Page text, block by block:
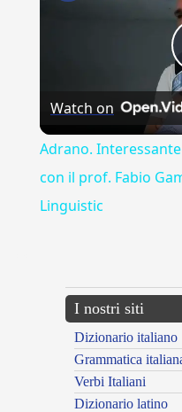
Watch on
Adrano.
con il prof. Fabio
Linguistic
I nostri siti
Dizionario italiano
Grammatica
Verbi Italiani
Dizionario latino